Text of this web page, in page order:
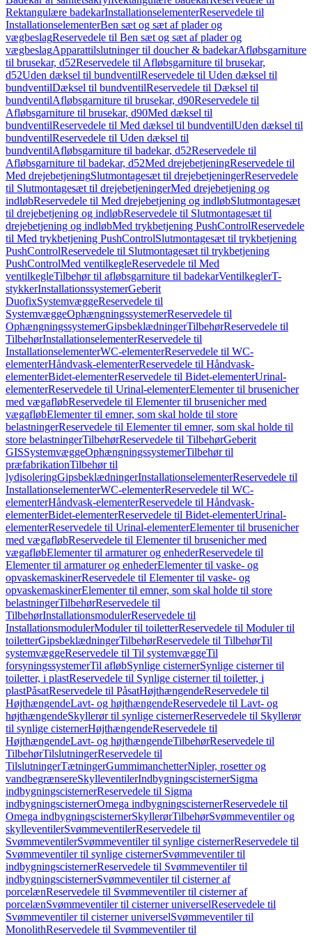
Rektangulære badekarInstallationselementerReservedele til
InstallationselementerBen sæt og sæt af plader og
vægbeslagReservedele til Ben sæt og sæt af plader og
vægbeslagApparattilslutninger til doucher & badekarAfløbsgarniture
til brusekar, d52Reservedele til Afløbsgarniture til brusekar,
d52Uden dæksel til bundventilReservedele til Uden dæksel til
bundventilDæksel til bundventilReservedele til Dæksel til
bundventilAfløbsgarniture til brusekar, d90Reservedele til
Afløbsgarniture til brusekar, d90Med dæksel til
bundventilReservedele til Med dæksel til bundventilUden dæksel til
bundventilReservedele til Uden dæksel til
bundventilAfløbsgarniture til badekar, d52Reservedele til
Afløbsgarniture til badekar, d52Med drejebetjeningReservedele til
Med drejebetjeningSlutmontagesæt til drejebetjeningerReservedele
til Slutmontagesæt til drejebetjeningerMed drejebetjening og
indløbReservedele til Med drejebetjening og indløbSlutmontagesæt
til drejebetjening og indløbReservedele til Slutmontagesæt til
drejebetjening og indløbMed trykbetjening PushControlReservedele
til Med trykbetjening PushControlSlutmontagesæt til trykbetjening
PushControlReservedele til Slutmontagesæt til trykbetjening
PushControlMed ventilkegleReservedele til Med
ventilkegleTilbehør til afløbsgarniture til badekarVentilkeglerT-
stykkerInstallationssystemerGeberit
DuofixSystemvæggeReservedele til
SystemvæggeOphængningssystemerReservedele til
OphængningssystemerGipsbeklædningerTilbehørReservedele til
TilbehørInstallationselementerReservedele til
InstallationselementerWC-elementerReservedele til WC-
elementerHåndvask-elementerReservedele til Håndvask-
elementerBidet-elementerReservedele til Bidet-elementerUrinal-
elementerReservedele til Urinal-elementerElementer til brusenicher
med vægafløbReservedele til Elementer til brusenicher med
vægafløbElementer til emner, som skal holde til store
belastningerReservedele til Elementer til emner, som skal holde til
store belastningerTilbehørReservedele til TilbehørGeberit
GISSystemvæggeOphængningssystemerTilbehør til
præfabrikationTilbehør til
lydisoleringGipsbeklædningerInstallationselementerReservedele til
InstallationselementerWC-elementerReservedele til WC-
elementerHåndvask-elementerReservedele til Håndvask-
elementerBidet-elementerReservedele til Bidet-elementerUrinal-
elementerReservedele til Urinal-elementerElementer til brusenicher
med vægafløbReservedele til Elementer til brusenicher med
vægafløbElementer til armaturer og enhederReservedele til
Elementer til armaturer og enhederElementer til vaske- og
opvaskemaskinerReservedele til Elementer til vaske- og
opvaskemaskinerElementer til emner, som skal holde til store
belastningerTilbehørReservedele til
TilbehørInstallationsmodulerReservedele til
InstallationsmodulerModuler til toiletterReservedele til Moduler til
toiletterGipsbeklædningerTilbehørReservedele til TilbehørTil
systemvæggeReservedele til Til systemvæggeTil
forsyningssystemerTil afløbSynlige cisternerSynlige cisterner til
toiletter, i plastReservedele til Synlige cisterner til toiletter, i
plastPåsatReservedele til PåsatHøjthængendeReservedele til
HøjthængendeLavt- og højthængendeReservedele til Lavt- og
højthængendeSkyllerør til synlige cisternerReservedele til Skyllerør
til synlige cisternerHøjthængendeReservedele til
HøjthængendeLavt- og højthængendeTilbehørReservedele til
TilbehørTilslutningerReservedele til
TilslutningerTætningerGummimanchetterNipler, rosetter og
vandbegrænsereSkylleventilerIndbygningscisternerSigma
indbygningscisternerReservedele til Sigma
indbygningscisternerOmega indbygningscisternerReservedele til
Omega indbygningscisternerSkyllerørTilbehørSvømmeventiler og
skylleventilerSvømmeventilerReservedele til
SvømmeventilerSvømmeventiler til synlige cisternerReservedele til
Svømmeventiler til synlige cisternerSvømmeventiler til
indbygningscisternerReservedele til Svømmeventiler til
indbygningscisternerSvømmeventiler til cisterner af
porcelænReservedele til Svømmeventiler til cisterner af
porcelænSvømmeventiler til cisterner universelReservedele til
Svømmeventiler til cisterner universelSvømmeventiler til
MonolithReservedele til Svømmeventiler til